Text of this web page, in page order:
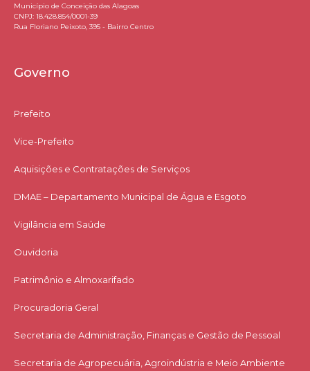
Município de Conceição das Alagoas
CNPJ: 18.428.854/0001-39
Rua Floriano Peixoto, 395 - Bairro Centro
Governo
Prefeito
Vice-Prefeito
Aquisições e Contratações de Serviços​
DMAE – Departamento Municipal de Água e Esgoto
Vigilância em Saúde
Ouvidoria
Patrimônio e Almoxarifado
Procuradoria Geral
Secretaria de Administração, Finanças e Gestão de Pessoal
Secretaria de Agropecuária, Agroindústria e Meio Ambiente